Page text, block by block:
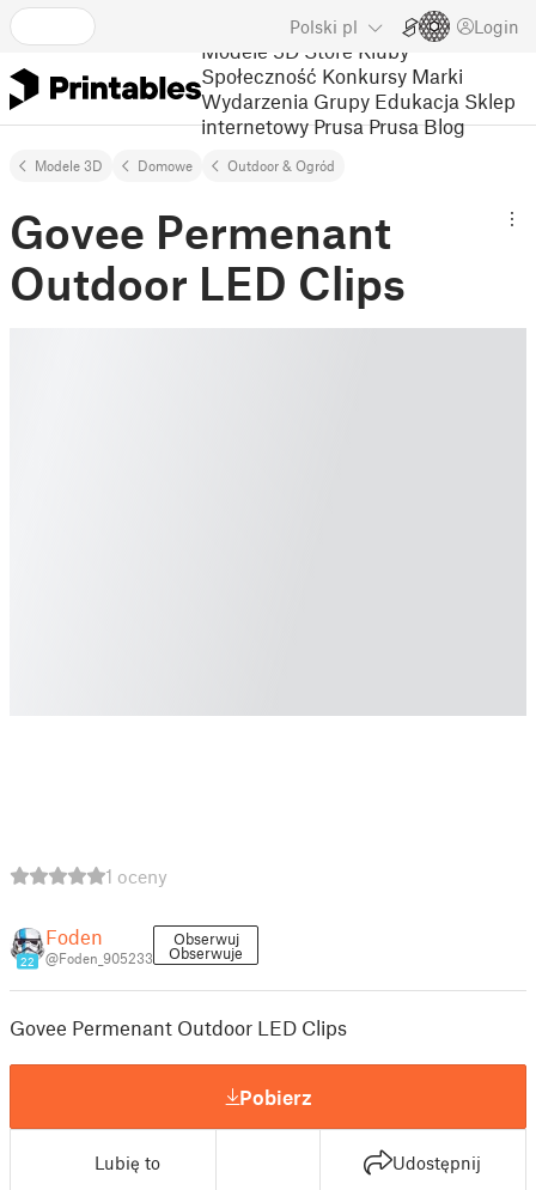
Polski pl Login
Modele 3D Store Kluby
Społeczność Konkursy Marki
Wydarzenia Grupy Edukacja Sklep
internetowy Prusa Prusa Blog
Modele 3D Domowe Outdoor & Ogród
Govee Permenant
Outdoor LED Clips
1 oceny
22
Foden
@Foden_905233
Obserwuj
Obserwuje
Govee Permenant Outdoor LED Clips
Pobierz
Lubię to Udostępnij